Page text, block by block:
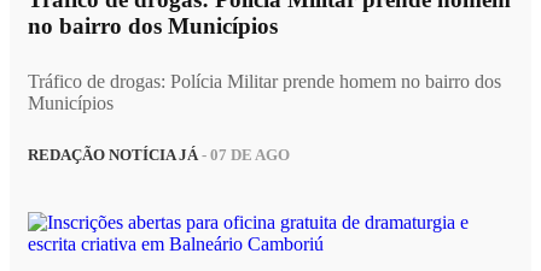
no bairro dos Municípios
Tráfico de drogas: Polícia Militar prende homem no bairro dos
Municípios
REDAÇÃO NOTÍCIA JÁ- 07 DE AGO